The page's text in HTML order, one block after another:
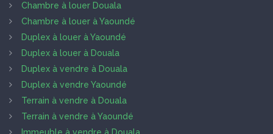
Chambre à louer Douala
Chambre à louer à Yaoundé
Duplex à louer à Yaoundé
Duplex à louer à Douala
Duplex à vendre à Douala
Duplex à vendre Yaoundé
Terrain à vendre à Douala
Terrain à vendre à Yaoundé